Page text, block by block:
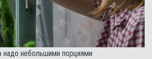
надо небольшими порциями